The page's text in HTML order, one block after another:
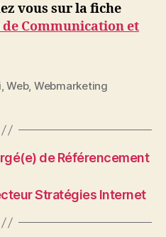
vous sur la fiche
de Communication et
,Web, Webmarketing
de Référencement
Stratégies Internet